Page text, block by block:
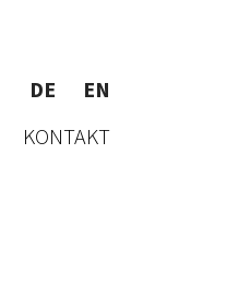
DE
EN
KONTAKT